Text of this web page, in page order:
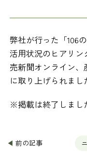
弊社が行った「106
活用状況のヒアリ
売新聞オンライン
に取り上げられまし
※掲載は終了しまし
◀ 前の記事